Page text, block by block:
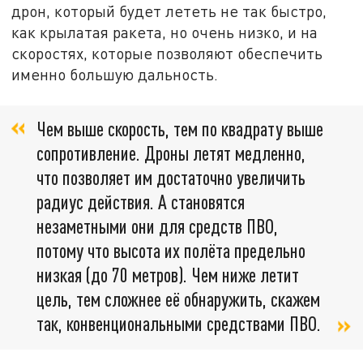
дрон, который будет лететь не так быстро,
как крылатая ракета, но очень низко, и на
скоростях, которые позволяют обеспечить
именно большую дальность.
Чем выше скорость, тем по квадрату выше
сопротивление. Дроны летят медленно,
что позволяет им достаточно увеличить
радиус действия. А становятся
незаметными они для средств ПВО,
потому что высота их полёта предельно
низкая (до 70 метров). Чем ниже летит
цель, тем сложнее её обнаружить, скажем
так, конвенциональными средствами ПВО.